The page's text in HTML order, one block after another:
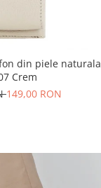
din piele naturala
Crem
149,00 RON